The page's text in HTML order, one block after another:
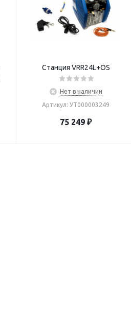
Станция VRR24L+OS
Нет в наличии
Артикул: УТ000003249
75 249 ₽